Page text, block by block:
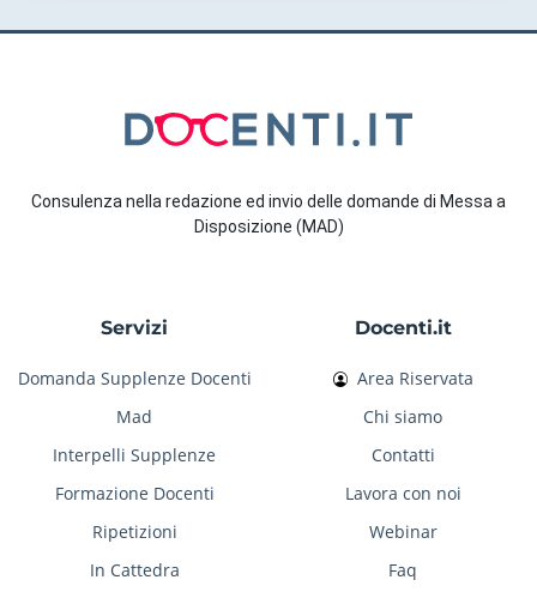
Consulenza nella redazione ed invio delle domande di Messa a
Disposizione (MAD)
Servizi
Domanda Supplenze Docenti
Mad
Interpelli Supplenze
Formazione Docenti
Ripetizioni
In Cattedra
Docenti.it
Area Riservata
Chi siamo
Contatti
Lavora con noi
Webinar
Faq